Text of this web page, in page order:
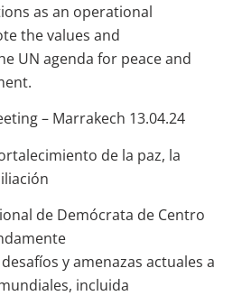
as an operational
the values and
UN agenda for peace and
– Marrakech 13.04.24
de la paz, la
de Demócrata de Centro
y amenazas actuales a
incluida